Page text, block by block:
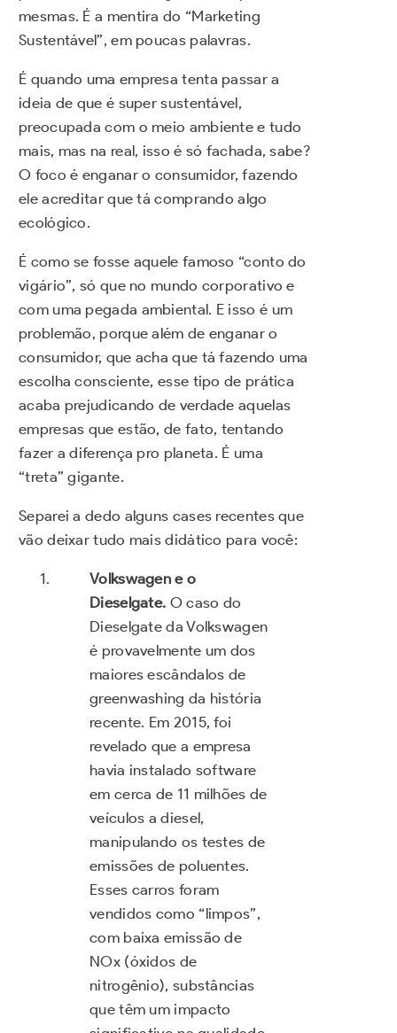
mesmas. É a mentira do “Marketing
Sustentável”, em poucas palavras.
É quando uma empresa tenta passar a
ideia de que é super sustentável,
preocupada com o meio ambiente e tudo
mais, mas na real, isso é só fachada, sabe?
O foco é enganar o consumidor, fazendo
ele acreditar que tá comprando algo
ecológico.
É como se fosse aquele famoso “conto do
vigário”, só que no mundo corporativo e
com uma pegada ambiental. E isso é um
problemão, porque além de enganar o
consumidor, que acha que tá fazendo uma
escolha consciente, esse tipo de prática
acaba prejudicando de verdade aquelas
empresas que estão, de fato, tentando
fazer a diferença pro planeta. É uma
“treta” gigante.
Separei a dedo alguns cases recentes que
vão deixar tudo mais didático para você:
Volkswagen e o
Dieselgate. O caso do
Dieselgate da Volkswagen
é provavelmente um dos
maiores escândalos de
greenwashing da história
recente. Em 2015, foi
revelado que a empresa
havia instalado software
em cerca de 11 milhões de
veículos a diesel,
manipulando os testes de
emissões de poluentes.
Esses carros foram
vendidos como “limpos”,
com baixa emissão de
NOx (óxidos de
nitrogênio), substâncias
que têm um impacto